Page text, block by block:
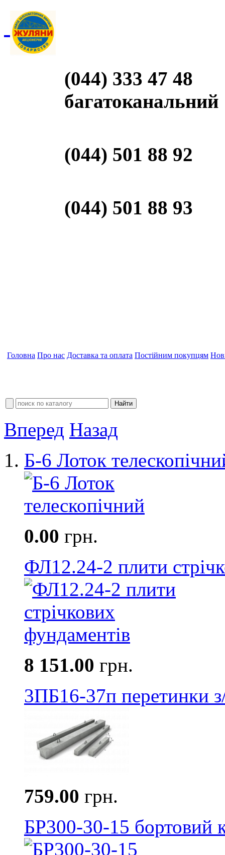
(044) 333 47 48
багатоканальний
(044) 501 88 92
(044) 501 88 93
Головна Про нас Доставка та оплата Постійним покупцям
Вперед Назад
Б-6 Лоток
0.00 грн.
ФЛ12.24-2 плити
8 151.00 грн.
3ПБ16-37п перетинки
759.00 грн.
БР300-30-15 бортовий